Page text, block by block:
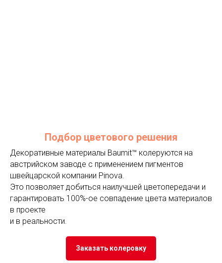
Подбор цветового решения
Декоративные материалы Baumit™ колеруются на
австрийском заводе с применением пигментов
швейцарской компании Pinova.
Это позволяет добиться наилучшей цветопередачи и
гарантировать 100%-ое совпадение цвета материалов
в проекте
и в реальности.
Заказать колеровку